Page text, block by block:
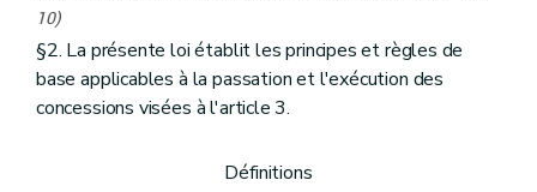
Art. 54
Art. 55
Art. 56
Titre 5 Règles relatives à l'exécution des contrats de concession
10)
§2. La présente loi établit les principes et règles de
base applicables à la passation et l'exécution des
concessions visées à l'article 3.
Définitions